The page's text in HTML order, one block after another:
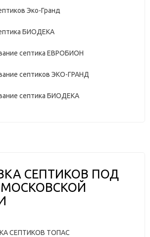
Эко-Гранд
БИОДЕКА
септика ЕВРОБИОН
септиков ЭКО-ГРАНД
септика БИОДЕКА
СЕПТИКОВ ПОД
СЕПТИКОВ ТОПАС